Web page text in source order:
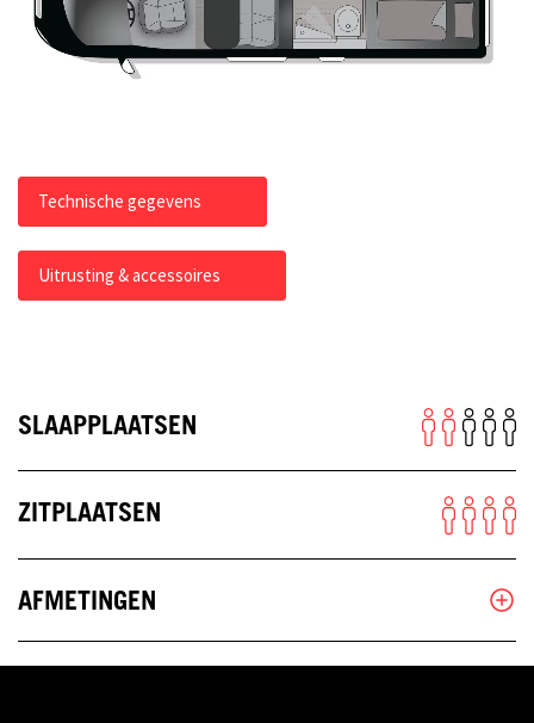
Technische gegevens
Uitrusting & accessoires
SLAAPPLAATSEN
ZITPLAATSEN
AFMETINGEN